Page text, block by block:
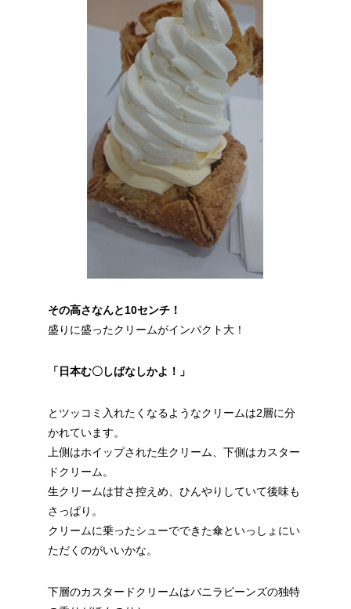
その高さなんと10センチ！
盛りに盛ったクリームがインパクト大！
「日本む〇しばなしかよ！」
とツッコミ入れたくなるようなクリームは2層に分
かれています。
上側はホイップされた生クリーム、下側はカスター
ドクリーム。
生クリームは甘さ控えめ、ひんやりしていて後味も
さっぱり。
クリームに乗ったシューでできた傘といっしょにい
ただくのがいいかな。
下層のカスタードクリームはバニラビーンズの独特